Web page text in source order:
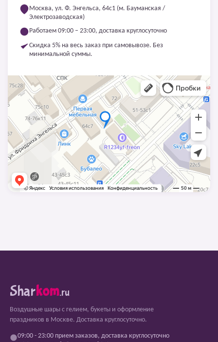
Москва, ул. Ф. Энгельса, 64с1 (м. Бауманская /
Электрозаводская)
Работаем 09:00 – 23:00, доставка круглосуточно
Скидка 5% на весь заказ при самовывозе. Без
минимальной суммы.
Sharkom.ru
Воздушные шары с гелием, букеты и оформление
праздников в Москве. Доставка круглосуточно.
09:00 - 23:00 прием заказов, доставка круглосуточно